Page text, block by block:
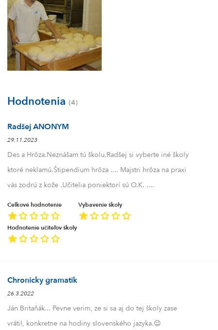
Hodnotenia (4)
Radšej ANONYM
29.11.2023
Des a Hrôza.Neznášam tú školu.Radšej si vyberte iné školy
ktoré neklamú.Štipendium hrôza .... Majstri hrôza na praxi
vás zodrú z kože .Učitelia poniektorí sú O.K. ....
Celkové hodnotenie Vybavenie školy
Hodnotenie učiteľov školy
Chronicky gramatik
26.3.2022
Ján Britaňák... Pevne verim, ze si sa aj do tej školy zase
vrátil, konkretne na hodiny slovenského jazyka.😉